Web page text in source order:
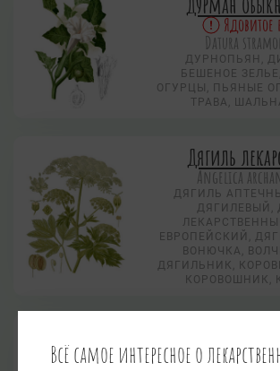
Ядовитое
Datura
ДУРНОПЬЯН,
БЕШЕНОЕ
ОГУРЦЫ, ПЬЯНЫЕ
ТРАВА,
Дягиль
Angelica
ДЯГИЛЬ
ДЯГИЛЕВЫЙ,
ЕВРОПЕЙСКИЙ,
ВОНЮЧКА,
ДЯГИЛЬНИК,
КОРОВОШНИК,
Solidago
Всё самое интересное о